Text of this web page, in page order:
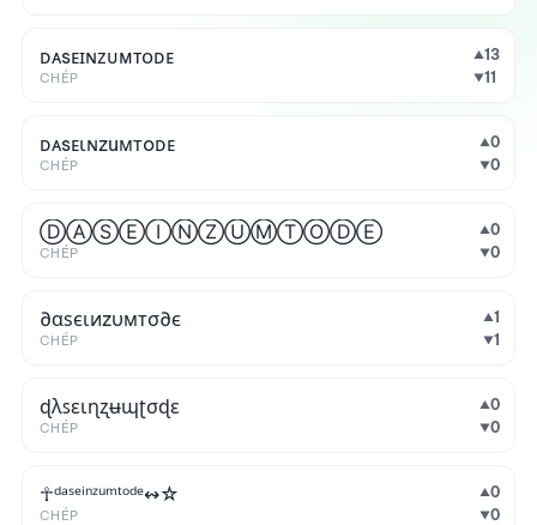
ᴅᴀsᴇɪɴᴢᴜᴍᴛᴏᴅᴇ
CHÉP
▲13
▼11
ᴅᴀsᴇιɴzuмтoᴅᴇ
CHÉP
▲0
▼0
ⒹⒶⓈⒺⒾⓃⓏⓊⓂⓉⓄⒹⒺ
CHÉP
▲0
▼0
∂αѕєιиzυмтσ∂є
CHÉP
▲1
▼1
ɖλꜱɛɩɳʐʉɰʈσɖɛ
CHÉP
▲0
▼0
☥ᵈᵃˢᵉⁱⁿᶻᵘᵐᵗᵒᵈᵉ↭☆
CHÉP
▲0
▼0